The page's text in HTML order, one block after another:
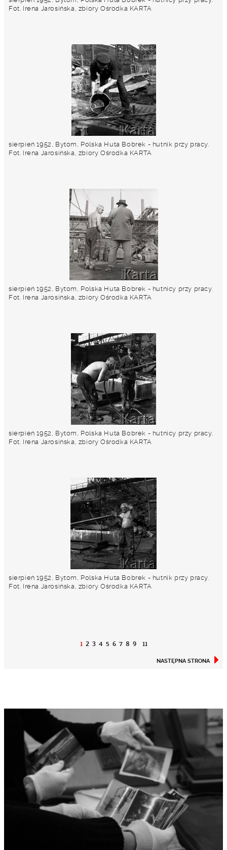
Fot. Irena Jarosińska, zbiory Ośrodka KARTA
sierpień 1952, Bytom, Polska Huta Bobrek - hutnik przy pracy.
Fot. Irena Jarosińska, zbiory Ośrodka KARTA
sierpień 1952, Bytom, Polska Huta Bobrek - hutnicy przy pracy.
Fot. Irena Jarosińska, zbiory Ośrodka KARTA
sierpień 1952, Bytom, Polska Huta Bobrek - hutnicy przy pracy.
Fot. Irena Jarosińska, zbiory Ośrodka KARTA
sierpień 1952, Bytom, Polska Huta Bobrek - hutnik przy pracy.
Fot. Irena Jarosińska, zbiory Ośrodka KARTA
1 2 3 4 5 6 7 8 9
NASTĘPNA STRONA
11